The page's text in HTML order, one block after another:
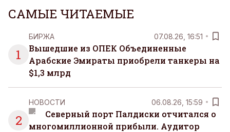
САМЫЕ ЧИТАЕМЫЕ
1
БИРЖА 07.08.26, 16:51
Вышедшие из ОПЕК Объединенные
Арабские Эмираты приобрели танкеры на
$1,3 млрд
2
НОВОСТИ 06.08.26, 15:59
Северный порт Палдиски отчитался о
многомиллионной прибыли. Аудитор